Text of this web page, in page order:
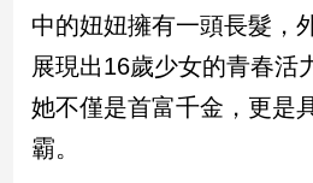
南
台
觀
點
中的妞妞擁有一頭長髮，
展現出16歲少女的青春活
她不僅是首富千金，更是
霸。